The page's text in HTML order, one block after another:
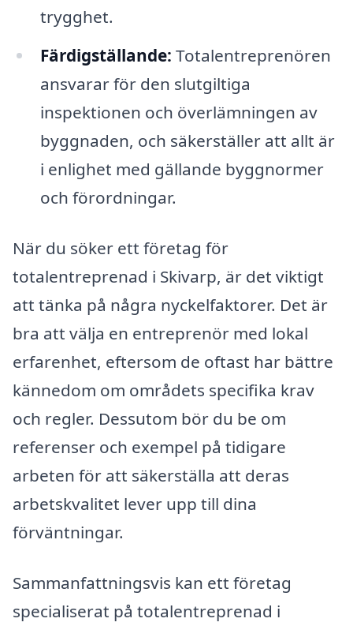
trygghet.
Färdigställande: Totalentreprenören
ansvarar för den slutgiltiga
inspektionen och överlämningen av
byggnaden, och säkerställer att allt är
i enlighet med gällande byggnormer
och förordningar.
När du söker ett företag för
totalentreprenad i Skivarp, är det viktigt
att tänka på några nyckelfaktorer. Det är
bra att välja en entreprenör med lokal
erfarenhet, eftersom de oftast har bättre
kännedom om områdets specifika krav
och regler. Dessutom bör du be om
referenser och exempel på tidigare
arbeten för att säkerställa att deras
arbetskvalitet lever upp till dina
förväntningar.
Sammanfattningsvis kan ett företag
specialiserat på totalentreprenad i